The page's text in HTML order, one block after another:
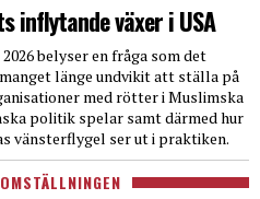
inflytande växer i USA
2026 belyser en fråga som det
länge undvikit att ställa på
med rötter i Muslimska
politik spelar samt därmed hur
vänsterflygel ser ut i praktiken.